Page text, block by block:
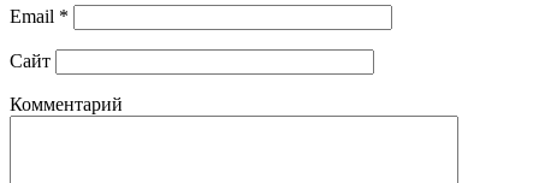
Email *
Сайт
Комментарий